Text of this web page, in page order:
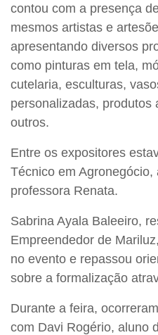
contou com a presença
mesmos artistas e
apresentando diversos
como pinturas em tela,
cutelaria, esculturas,
personalizadas, produtos
outros.
Entre os expositores
Técnico em
professora Renata.
Sabrina Ayala Baleeiro,
Empreendedor de
no evento e repassou
sobre a formalização
Durante a feira,
com Davi Rogério, aluno